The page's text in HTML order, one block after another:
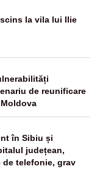
la vila lui Ilie
de reunificare
în Sibiu și
județean,
de telefonie, grav